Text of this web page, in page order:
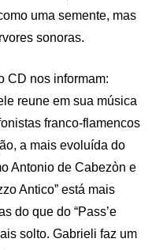
uma semente, mas
sonoras.
CD nos informam:
reune em sua música
franco-flamencos
a mais evoluída do
Antonio de Cabezòn e
Antico” está mais
do que do “Pass’e
solto. Gabrieli faz um